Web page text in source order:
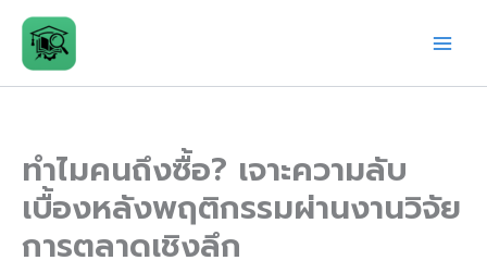
content
ทำไมคนถึงซื้อ? เจาะความลับ
เบื้องหลังพฤติกรรมผ่านงานวิจัย
การตลาดเชิงลึก